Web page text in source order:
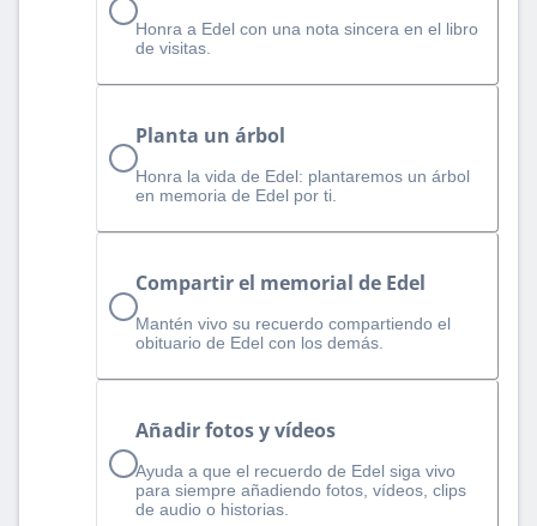
Honra a Edel con una nota sincera en el libro
de visitas.
Planta un árbol
Honra la vida de Edel: plantaremos un árbol
en memoria de Edel por ti.
Compartir el memorial de Edel
Mantén vivo su recuerdo compartiendo el
obituario de Edel con los demás.
Añadir fotos y vídeos
Ayuda a que el recuerdo de Edel siga vivo
para siempre añadiendo fotos, vídeos, clips
de audio o historias.